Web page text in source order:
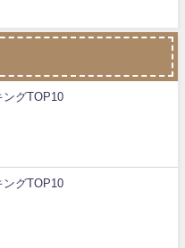
ングTOP10
ングTOP10